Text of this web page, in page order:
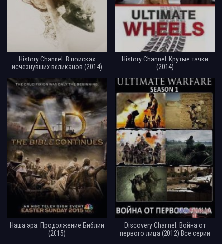
History Channel. В поисках
исчезнувших великанов (2014)
History Channel. Крутые тачки
(2014)
Наша эра: Продолжение Библии
(2015)
Discovery Channel: Война от
первого лица (2012) Все серии